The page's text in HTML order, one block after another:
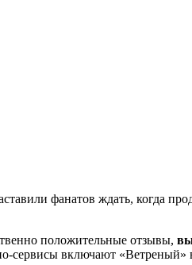
фанатов ждать, когда
положительные отзывы,
сервисы включают «Ветреный»